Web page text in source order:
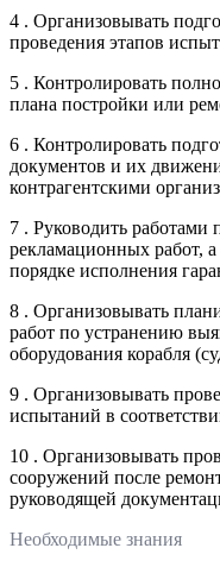
4 . Организовывать
проведения этапов
5 . Контролировать
плана постройки или
6 . Контролировать
документов и их
контрагентскими
7 . Руководить работами
рекламационных работ,
порядке исполнения
8 . Организовывать
работ по устранению
оборудования корабля
9 . Организовывать
испытаний в
10 . Организовывать
сооружений после
руководящей
Необходимые знания